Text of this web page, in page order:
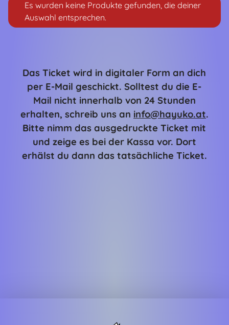
Es wurden keine Produkte gefunden, die deiner
Auswahl entsprechen.
Das Ticket wird in digitaler Form an dich
per E-Mail geschickt. Solltest du die E-
Mail nicht innerhalb von 24 Stunden
erhalten, schreib uns an info@hayuko.at.
Bitte nimm das ausgedruckte Ticket mit
und zeige es bei der Kassa vor. Dort
erhälst du dann das tatsächliche Ticket.